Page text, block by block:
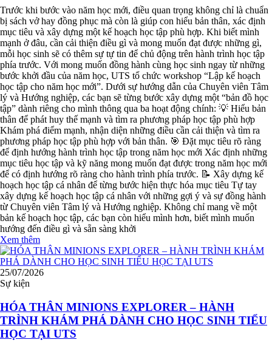
Trước khi bước vào năm học mới, điều quan trọng không chỉ là chuẩn
bị sách vở hay đồng phục mà còn là giúp con hiểu bản thân, xác định
mục tiêu và xây dựng một kế hoạch học tập phù hợp. Khi biết mình
mạnh ở đâu, cần cải thiện điều gì và mong muốn đạt được những gì,
mỗi học sinh sẽ có thêm sự tự tin để chủ động trên hành trình học tập
phía trước. Với mong muốn đồng hành cùng học sinh ngay từ những
bước khởi đầu của năm học, UTS tổ chức workshop “Lập kế hoạch
học tập cho năm học mới”. Dưới sự hướng dẫn của Chuyên viên Tâm
lý và Hướng nghiệp, các bạn sẽ từng bước xây dựng một “bản đồ học
tập” dành riêng cho mình thông qua ba hoạt động chính: 💡 Hiểu bản
thân để phát huy thế mạnh và tìm ra phương pháp học tập phù hợp
Khám phá điểm mạnh, nhận diện những điều cần cải thiện và tìm ra
phương pháp học tập phù hợp với bản thân. 🎯 Đặt mục tiêu rõ ràng
để định hướng hành trình học tập trong năm học mới Xác định những
mục tiêu học tập và kỹ năng mong muốn đạt được trong năm học mới
để có định hướng rõ ràng cho hành trình phía trước. 📝 Xây dựng kế
hoạch học tập cá nhân để từng bước hiện thực hóa mục tiêu Tự tay
xây dựng kế hoạch học tập cá nhân với những gợi ý và sự đồng hành
từ Chuyên viên Tâm lý và Hướng nghiệp. Không chỉ mang về một
bản kế hoạch học tập, các bạn còn hiểu mình hơn, biết mình muốn
hướng đến điều gì và sẵn sàng khởi
Xem thêm
25/07/2026
Sự kiện
HÓA THÂN MINIONS EXPLORER – HÀNH
TRÌNH KHÁM PHÁ DÀNH CHO HỌC SINH TIỂU
HỌC TẠI UTS